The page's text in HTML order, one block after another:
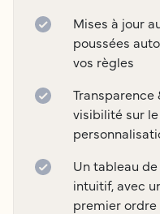
Mises à jour
poussées
vos règles
Transparence
visibilité sur
Un tableau
intuitif, avec
premier ordre